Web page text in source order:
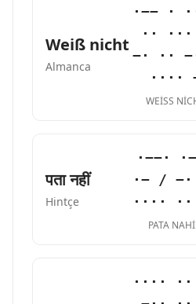
Weiß nicht
Almanca
·−− ·
··
−· ··
····
WEISS
पता नहीं
Hintçe
·−−·
·− / −·
····
PATA
····